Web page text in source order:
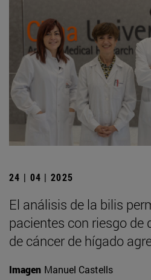
24 | 04 | 2025
El análisis de la bilis
pacientes con riesgo de
de cáncer de hígado
Imagen Manuel Castells